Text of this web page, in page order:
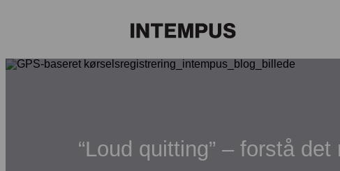
“Loud quitting” – forstå